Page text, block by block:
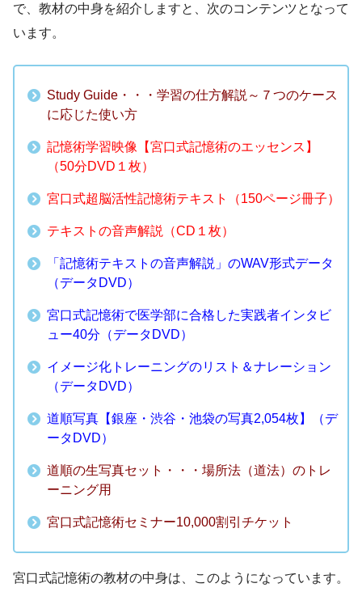
で、教材の中身を紹介しますと、次のコンテンツとなって
います。
Study Guide・・・学習の仕方解説～７つのケース
に応じた使い方
記憶術学習映像【宮口式記憶術のエッセンス】
（50分DVD１枚）
宮口式超脳活性記憶術テキスト（150ページ冊子）
テキストの音声解説（CD１枚）
「記憶術テキストの音声解説」のWAV形式データ
（データDVD）
宮口式記憶術で医学部に合格した実践者インタビ
ュー40分（データDVD）
イメージ化トレーニングのリスト＆ナレーション
（データDVD）
道順写真【銀座・渋谷・池袋の写真2,054枚】（デ
ータDVD）
道順の生写真セット・・・場所法（道法）のトレ
ーニング用
宮口式記憶術セミナー10,000割引チケット
宮口式記憶術の教材の中身は、このようになっています。